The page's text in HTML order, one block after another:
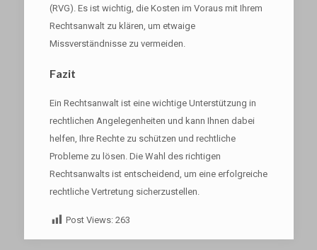
(RVG). Es ist wichtig, die Kosten im Voraus mit Ihrem
Rechtsanwalt zu klären, um etwaige
Missverständnisse zu vermeiden.
Fazit
Ein Rechtsanwalt ist eine wichtige Unterstützung in
rechtlichen Angelegenheiten und kann Ihnen dabei
helfen, Ihre Rechte zu schützen und rechtliche
Probleme zu lösen. Die Wahl des richtigen
Rechtsanwalts ist entscheidend, um eine erfolgreiche
rechtliche Vertretung sicherzustellen.
Post Views: 263